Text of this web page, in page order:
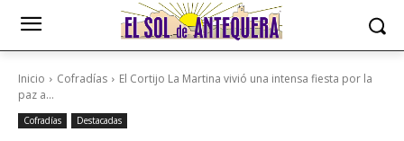
Inicio Cofradías
El Cortijo La Martina vivió una intensa fiesta por la
paz a...
Cofradías Destacadas